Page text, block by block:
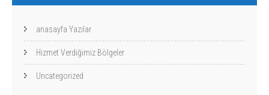
anasayfa Yazılar
Hizmet Verdiğimiz Bölgeler
Uncategorized